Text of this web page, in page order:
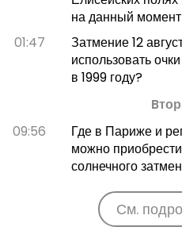
на данный момент
01:47
Затмение 12
использовать
в 1999 году?
09:56
Где в Париже и
можно
солнечного
См.